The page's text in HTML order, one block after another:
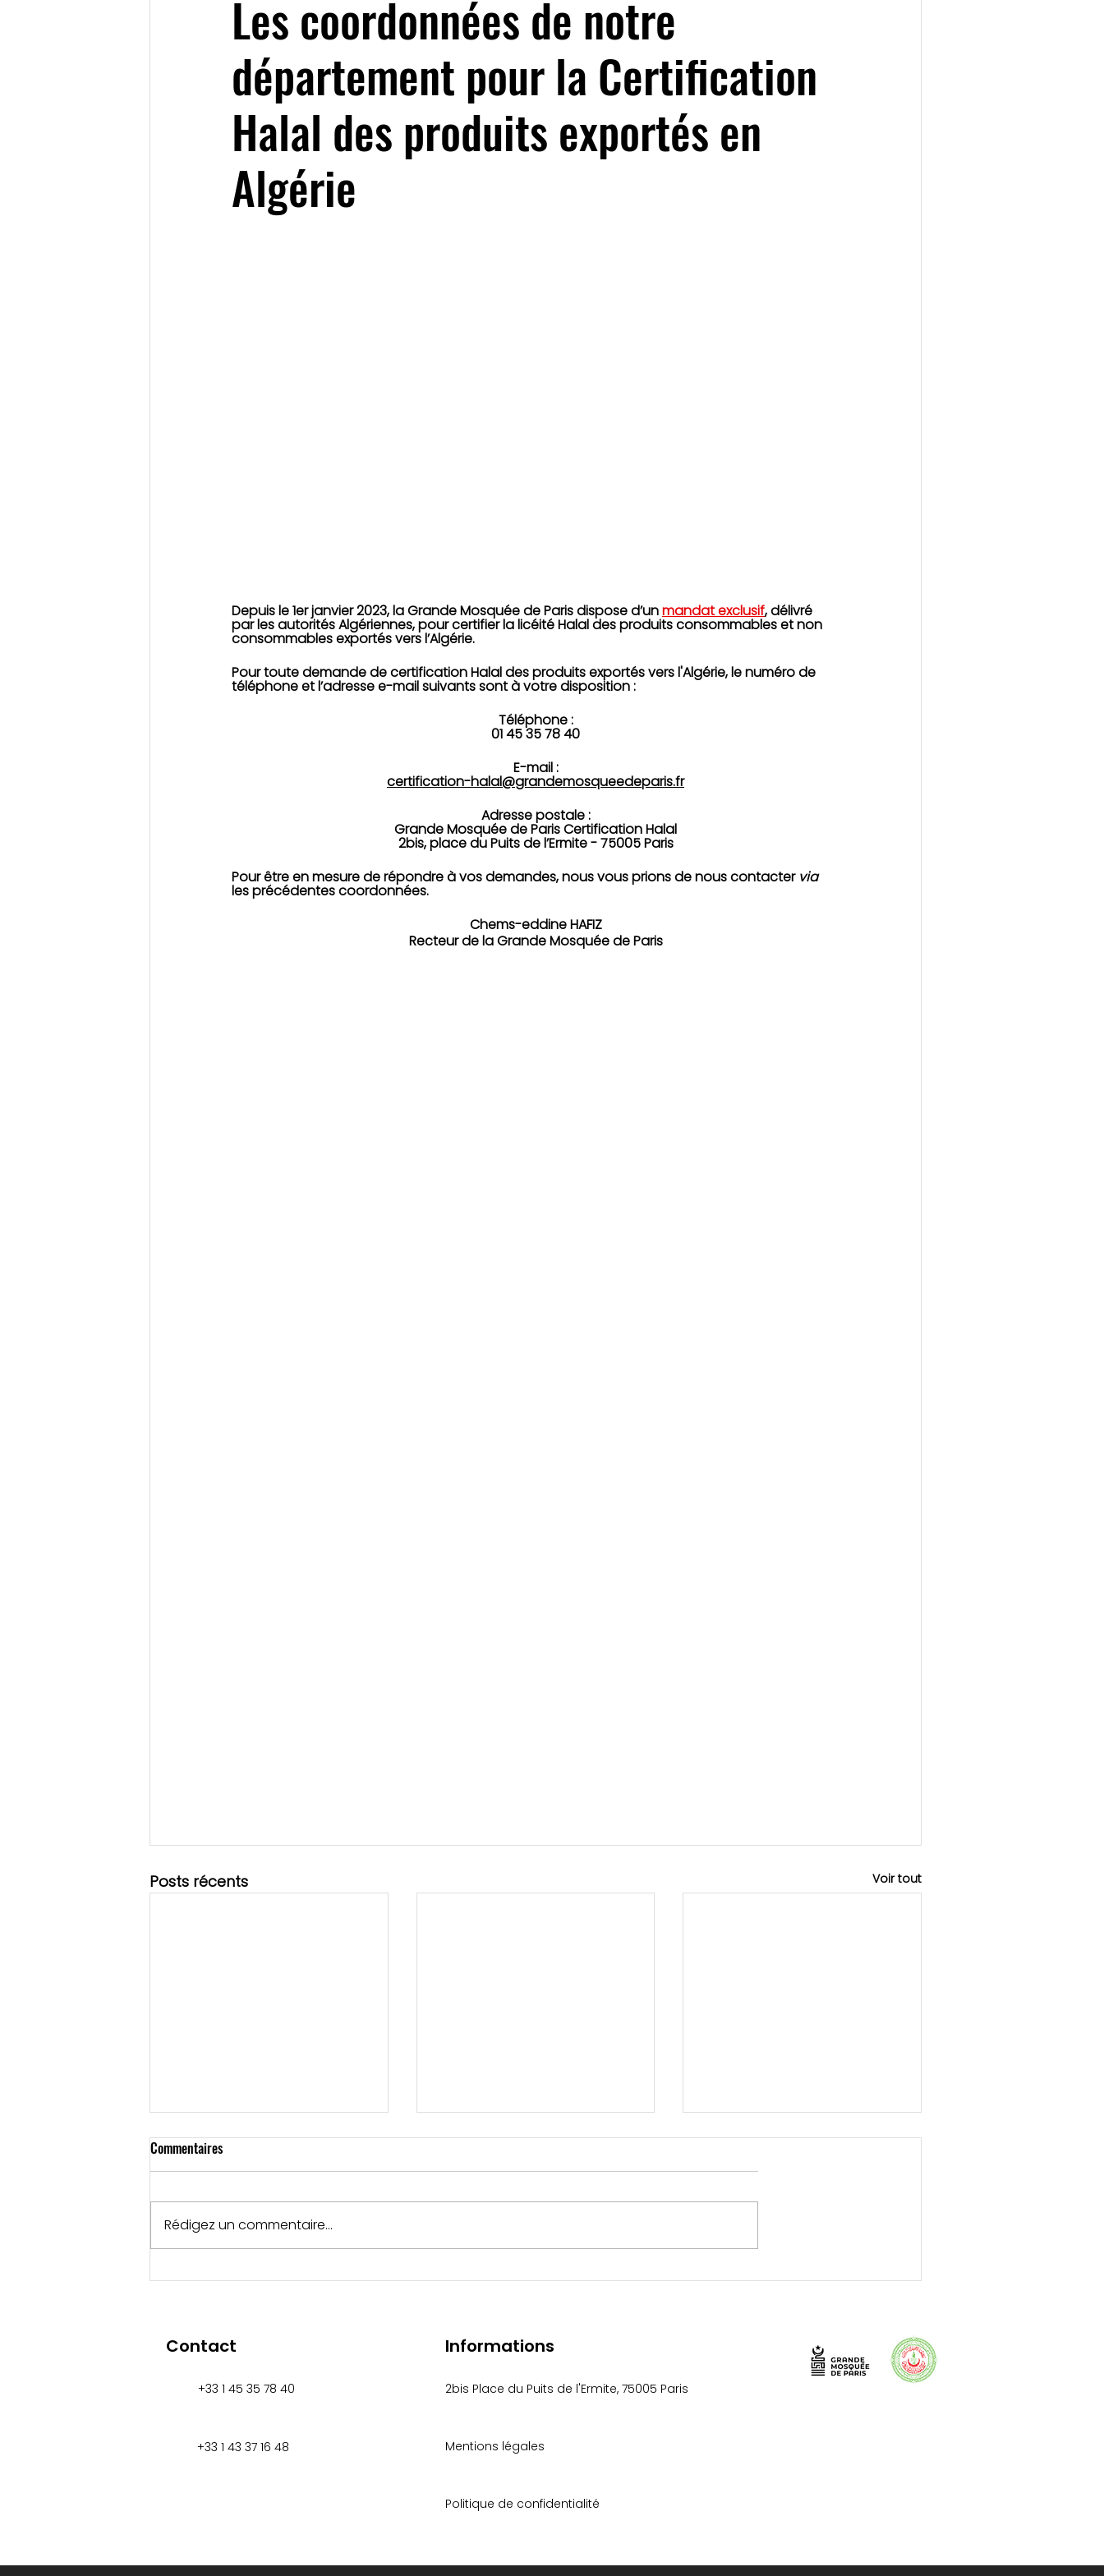
Les coordonnées de notre
département pour la Certification
Halal des produits exportés en
Algérie
Depuis le 1er janvier 2023, la Grande Mosquée de Paris dispose d’un mandat exclusif, délivré
par les autorités Algériennes, pour certifier la licéité Halal des produits consommables et non
consommables exportés vers l’Algérie.
Pour toute demande de certification Halal des produits exportés vers l'Algérie, le numéro de
téléphone et l’adresse e-mail suivants sont à votre disposition :
Téléphone :
01 45 35 78 40
E-mail :
certification-halal@grandemosqueedeparis.fr
Adresse postale :
Grande Mosquée de Paris Certification Halal
2bis, place du Puits de l’Ermite - 75005 Paris
Pour être en mesure de répondre à vos demandes, nous vous prions de nous contacter via
les précédentes coordonnées.
Chems-eddine HAFIZ
Recteur de la Grande Mosquée de Paris
Posts récents Voir tout
Échange avec des représentants
Visite de la secrétaire générale de
Réunion avec des représentants
Commentaires
Rédigez un commentaire...
Contact
+33 1 45 35 78 40
+33 1 43 37 16 48
Informations
2bis Place du Puits de l'Ermite, 75005 Paris
Mentions légales
Politique de confidentialité